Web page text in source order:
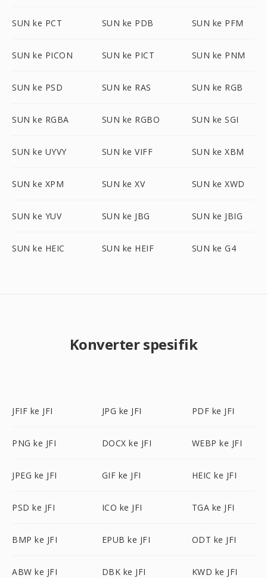
SUN ke PCT SUN ke PDB SUN ke PFM
SUN ke PICON SUN ke PICT SUN ke PNM
SUN ke PSD SUN ke RAS SUN ke RGB
SUN ke RGBA SUN ke RGBO SUN ke SGI
SUN ke UYVY SUN ke VIFF SUN ke XBM
SUN ke XPM SUN ke XV SUN ke XWD
SUN ke YUV SUN ke JBG SUN ke JBIG
SUN ke HEIC SUN ke HEIF SUN ke G4
Konverter spesifik
JFIF ke JFI JPG ke JFI PDF ke JFI
PNG ke JFI DOCX ke JFI WEBP ke JFI
JPEG ke JFI GIF ke JFI HEIC ke JFI
PSD ke JFI ICO ke JFI TGA ke JFI
BMP ke JFI EPUB ke JFI ODT ke JFI
ABW ke JFI DBK ke JFI KWD ke JFI